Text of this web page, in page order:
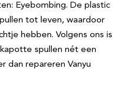
Eyebombing. De plastic
tot leven, waardoor
hebben. Volgens ons is
spullen nét een
dan repareren Vanyu